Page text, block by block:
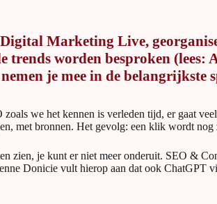
Marketing Live,
worden besproken (lees:
je mee in de belangrijkste
we het kennen is verleden tijd, er gaat
met bronnen. Het gevolg: een klik wordt nog
zien, je kunt er niet meer onderuit. SEO &
Donicie vult hierop aan dat ook ChatGPT